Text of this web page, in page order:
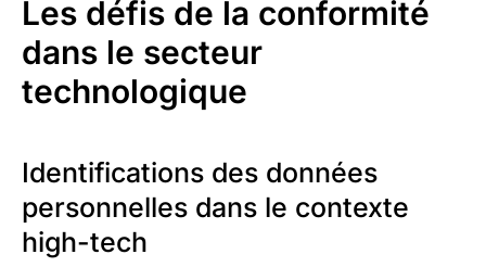
Les défis de la conformité
dans le secteur
technologique
Identifications des données
personnelles dans le contexte
high-tech